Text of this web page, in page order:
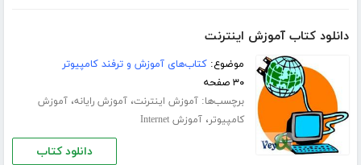
دانلود کتاب آموزش اینترنت
موضوع:کتاب‌های آموزش و ترفند کامپیوتر
۳۰ صفحه
برچسب‌ها:آموزش اینترنت،آموزش رایانه،آموزش
کامپیوتر،آموزش Internet
دانلود کتاب